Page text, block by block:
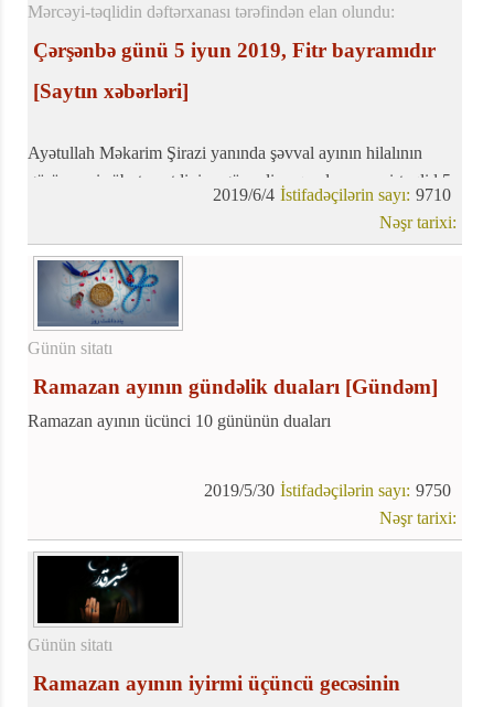
Mərcəyi-təqlidin dəftərxanası tərəfindən elan olundu:
Çərşənbə günü 5 iyun 2019, Fitr bayramıdır
[Saytın xəbərləri]
Ayətullah Məkarim Şirazi yanında şəvval ayının hilalının
görünməsi sübuta yetdiyinə görə aliməqamlı mərcəyi-təqlid 5
iyun, çərşənbə gününü şəvval ayının biri və Fitr bayramı elan
9710
İstifadəçilərin sayı:
2019/6/4
Nəşr tarixi:
Günün sitatı
Ramazan ayının gündəlik duaları [Gündəm]
Ramazan ayının ücünci 10 gününün duaları
9750
İstifadəçilərin sayı:
2019/5/30
Nəşr tarixi:
Günün sitatı
Ramazan ayının iyirmi üçüncü gecəsinin